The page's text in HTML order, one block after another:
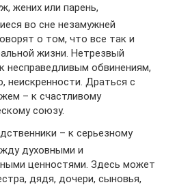
жених или парень,
во сне незамужней
о том, что все так и
жизни. Нетрезвый
несправедливым обвинениям,
неискренности. Драться с
– к счастливому
союзу.
– к серьезному
духовными и
ценностями. Здесь может
дядя, дочери, сыновья,